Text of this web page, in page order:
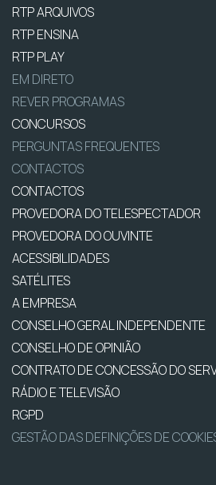
RTP ARQUIVOS
RTP ENSINA
RTP PLAY
EM DIRETO
REVER PROGRAMAS
CONCURSOS
PERGUNTAS FREQUENTES
CONTACTOS
CONTACTOS
PROVEDORA DO TELESPECTADOR
PROVEDORA DO OUVINTE
ACESSIBILIDADES
SATÉLITES
A EMPRESA
CONSELHO GERAL INDEPENDENTE
CONSELHO DE OPINIÃO
CONTRATO DE CONCESSÃO DO
RÁDIO E TELEVISÃO
RGPD
GESTÃO DAS DEFINIÇÕES DE